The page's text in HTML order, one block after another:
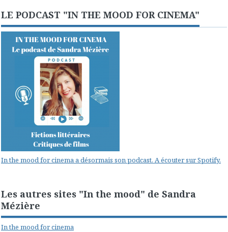
LE PODCAST "IN THE MOOD FOR CINEMA"
In the mood for cinema a désormais son podcast. A écouter sur Spotify.
Les autres sites "In the mood" de Sandra
Mézière
In the mood for cinema